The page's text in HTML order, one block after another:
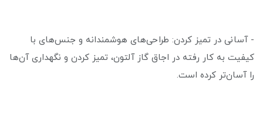
- آسانی در تمیز کردن: طراحی‌های هوشمندانه و جنس‌های با
کیفیت به کار رفته در اجاق گاز آلتون، تمیز کردن و نگهداری آن‌ها
را آسان‌تر کرده است.